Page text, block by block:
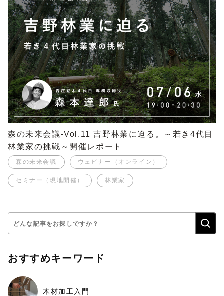
森の未来会議-Vol.11 吉野林業に迫る。～若き4代目
林業家の挑戦～開催レポート
森の未来会議 ウェビナー（オンライン）
セミナー（現地開催） 林業家
おすすめキーワード
木材加工入門